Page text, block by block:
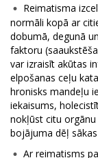
Reimatisma
normāli kopā ar
dobumā, degunā
faktoru
var izraisīt akūtas
elpošanas ceļu
hronisks mandeļu
iekaisums,
nokļūst citu
bojājuma dēļ
Ar reimatisms